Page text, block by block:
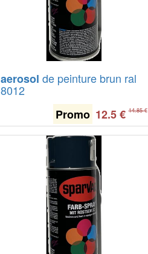
aerosol de peinture brun ral
8012
Promo 12.5 € 14.85 €